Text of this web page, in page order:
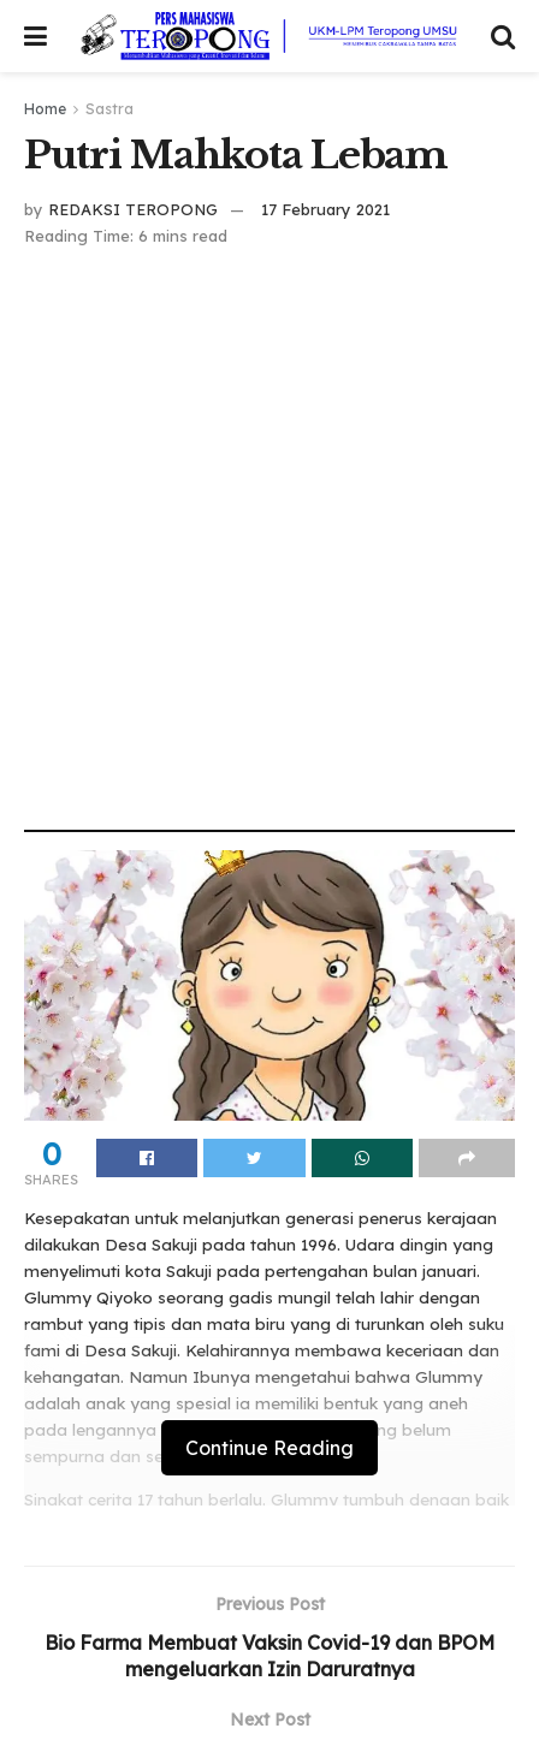
Home Sastra
Putri Mahkota Lebam
by REDAKSI TEROPONG
17 February 2021
Reading Time: 6 mins read
0
SHARES
Kesepakatan untuk melanjutkan generasi penerus kerajaan
dilakukan Desa Sakuji pada tahun 1996. Udara dingin yang
menyelimuti kota Sakuji pada pertengahan bulan januari.
Glummy Qiyoko seorang gadis mungil telah lahir dengan
rambut yang tipis dan mata biru yang di turunkan oleh suku
fami di Desa Sakuji. Kelahirannya membawa keceriaan dan
kehangatan. Namun Ibunya mengetahui bahwa Glummy
adalah anak yang spesial ia memiliki bentuk yang aneh
pada lengannya seperti bentuk mahkota yang belum
sempurna dan sedikit berwarna lebam biru.
Singkat cerita 17 tahun berlalu. Glummy tumbuh dengan baik
dimana ia sudah remaja. Di Desa Sakuji anak anak tidak di
wajibkan sekolah formal namun ada sekolah khusus anak
anak yang tidak ikut dalam pembelajaran formal. Desa
sakuji menyediakan 1 gedung Hujan untuk pembelajaran
anak anak desa. Ayah dan Ibu Glummy memilih ia di
Continue Reading
Previous Post
Bio Farma Membuat Vaksin Covid-19 dan BPOM
mengeluarkan Izin Daruratnya
Next Post